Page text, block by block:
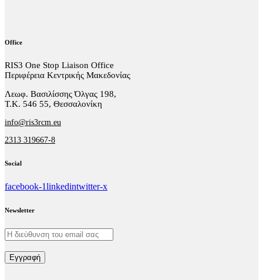
Office
RIS3 One Stop Liaison Office
Περιφέρεια Κεντρικής Μακεδονίας
Λεωφ. Βασιλίσσης Όλγας 198,
Τ.Κ. 546 55, Θεσσαλονίκη
info@ris3rcm.eu
2313 319667-8
Social
facebook-1linkedintwitter-x
Newsletter
Εγγραφή